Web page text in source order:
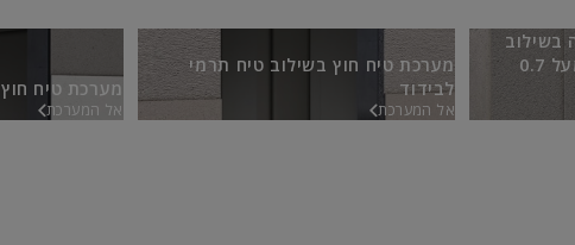
בשילוב
קיבוע מכני (חוזק תשתית מעל 0.7
מערכת טיח חוץ בשילוב טיח תרמי
לבידוד
אל המערכת
מערכת טיח חוץ
אל המערכת